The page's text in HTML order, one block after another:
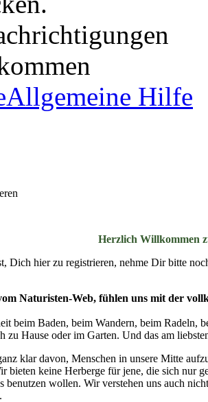
Allgemeine Hilfe
Herzlich Willkommen
Dich hier zu registrieren, nehme Dir bitte
Naturisten-Web, fühlen uns mit der
beim Baden, beim Wandern, beim Radeln,
zu Hause oder im Garten. Und das am
klar davon, Menschen in unsere Mitte
bieten keine Herberge für jene, die sich nur
wollen. Wir verstehen uns auch